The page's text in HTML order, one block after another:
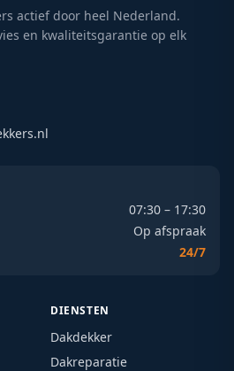
actief door heel Nederland.
en kwaliteitsgarantie op elk
07:30 – 17:30
Op afspraak
24/7
DIENSTEN
Dakdekker
Dakreparatie